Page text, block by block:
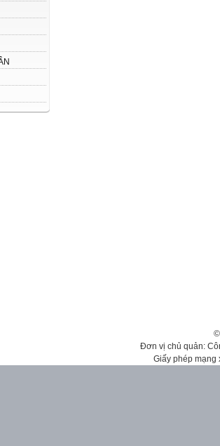
Đơn vị chủ quản:
Giấy phép mạng